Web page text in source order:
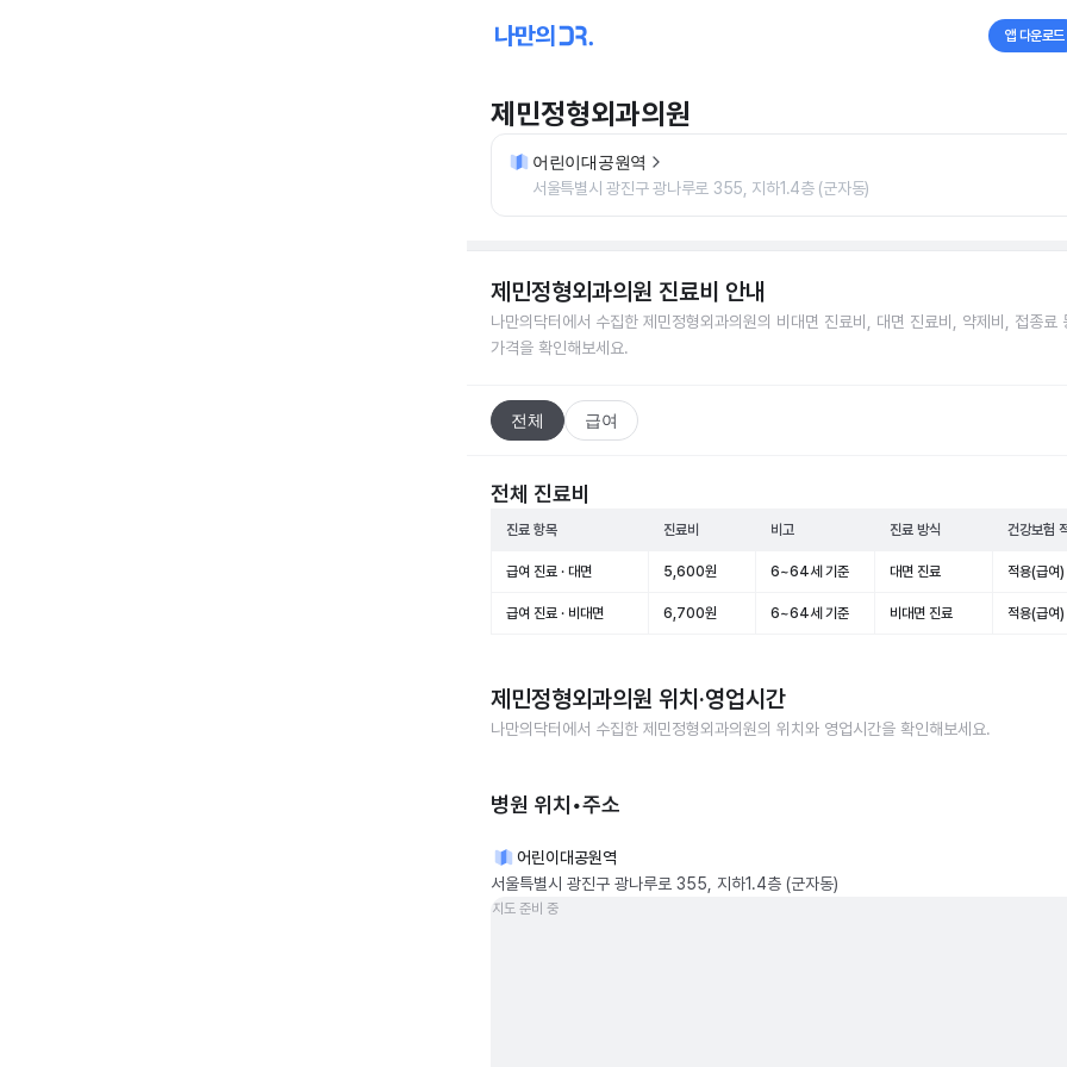
앱 다운로드
제민정형외과의원
어린이대공원역
서울특별시 광진구 광나루로 355, 지하1.4층 (군자동)
제민정형외과의원 진료비 안내
나만의닥터에서 수집한 제민정형외과의원의 비대면 진료비, 대면 진료비, 약제비, 접종료
가격을 확인해보세요.
전체 급여
전체 진료비
진료 항목 진료비 비고 진료 방식 건강보험
급여 진료 · 대면 5,600원 6~64세 기준 대면 진료 적용(급여)
급여 진료 · 비대면 6,700원 6~64세 기준 비대면 진료 적용(급여)
제민정형외과의원 위치·영업시간
나만의닥터에서 수집한 제민정형외과의원의 위치와 영업시간을 확인해보세요.
병원 위치•주소
어린이대공원역
서울특별시 광진구 광나루로 355, 지하1.4층 (군자동)
지도 준비 중